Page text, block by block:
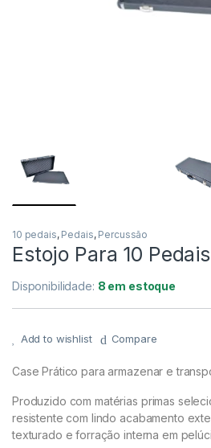
10 pedais, Pedais, Percussão
Estojo Para 10
Disponibilidade: 8 em estoque
Add to wishlist Compare
Case Prático para armazenar e
Produzido com matérias primas
resistente com lindo acabamento
texturado e forração interna em